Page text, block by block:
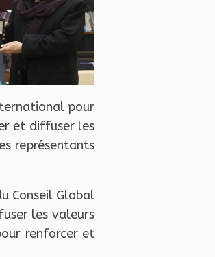
pour
et diffuser les
représentants
Conseil Global
les valeurs
renforcer et